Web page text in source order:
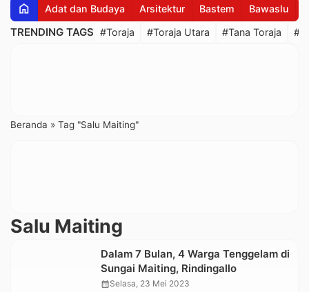
home Adat dan Budaya Arsitektur Bastem Bawaslu
TRENDING TAGS #Toraja #Toraja Utara #Tana Toraja
Beranda » Tag "Salu Maiting"
Salu Maiting
Dalam 7 Bulan, 4 Warga Tenggelam di
Sungai Maiting, Rindingallo
calendar_monthSelasa, 23 Mei 2023